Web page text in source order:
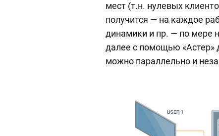
мест (т.н. нулевых
получится — на каждое
динамики и пр. — по мере
далее с помощью «Астер»
можно параллельно и